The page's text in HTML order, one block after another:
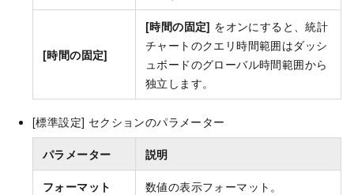
[時間の固定]
[時間の固定] をオンにすると、統計
チャートのクエリ時間範囲はダッシ
ュボードのグローバル時間範囲から
独立します。
[標準設定] セクションのパラメーター
パラメーター 説明
フォーマット 数値の表示フォーマット。